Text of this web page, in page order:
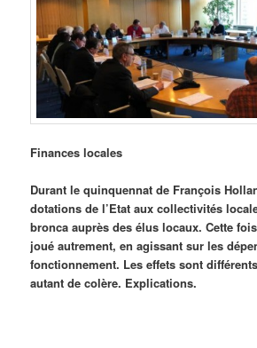
Finances locales
Durant le quinquennat de François
dotations de l’Etat aux collectivités
bronca auprès des élus locaux. Cette
joué autrement, en agissant sur les
fonctionnement. Les effets sont
autant de colère. Explications.